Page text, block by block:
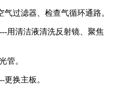
过滤器、检查气循环通路。
用清洁液清洗反射镜、聚焦
管。
换主板。